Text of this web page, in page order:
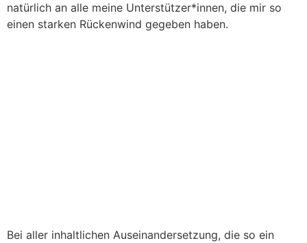
natürlich an alle meine Unterstützer*innen, die mir so
einen starken Rückenwind gegeben haben.
Bei aller inhaltlichen Auseinandersetzung, die so ein